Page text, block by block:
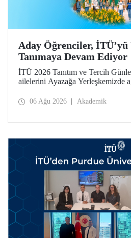
Aday Öğrenciler, İTÜ’yü
Tanımaya Devam Ediyor
İTÜ 2026 Tanıtım ve Tercih
ailelerini Ayazağa Yerleşkemizde
ilgili fakülte ve birimler adaylara
06 Ağu 2026 Akademik